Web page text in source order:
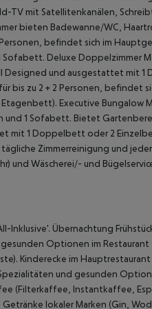
mit Satellitenkanälen,
bieten Badewanne/WC,
befindet sich im
Sofabett. Deluxe Doppelzimmer
Designed und ausgestattet mit
bis zu 2 + 2 Personen, befindet
Executive Bungalow
und 1 Sofabett. Bietet
mit 1 Doppelbett oder 2
tägliche Zimmerreinigung und
und Wäscherei/- und
Inklusive'. Übernachtung
Optionen im Restaurant
Kinderecke im Hauptrestaurant
und gesunden
(Filterkaffee, Instantkaffee,
lokaler Marken (Gin,